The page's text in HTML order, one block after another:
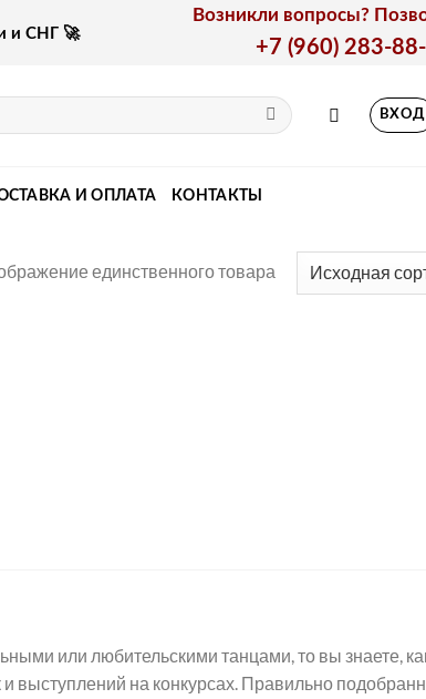
и СНГ 🚀
Возникли вопросы?
+7 (960) 283-
ВХОД
И ОПЛАТА КОНТАКТЫ
единственного товара
или любительскими танцами, то вы знаете,
выступлений на конкурсах. Правильно